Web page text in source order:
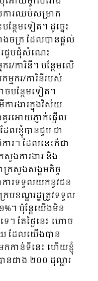
ការឈប់សម្រាក​
ថែមទៀត។ ដូច្នេះ
ចក្រ ដែលបានផ្ដល់
រជួបជុំសំណេះ​
/ការិនី។ បន្ថែមលើ
មករ/ការិនីរបស់
បន្ថែមទៀត។
ារងារក្នុងវិស័យ
គួរអោយភ្ញាក់ផ្អើល
លខ្ញុំបានជួប ជា
ារ។ ដែលនេះក៏ជា
ងការងារ និង
ក្រសួងសង្គមកិច្ច
ការទទួលយកនូវជន
របខណ្ឌរដ្ឋត្រូវទទួល
។ ប៉ុន្តែយើងមិន
។ តែថ្ងៃនេះ ហោច
ដែលយើងបាន
កកាន់ទីនេះ ហើយខ្ញុំ
ជាង ២០០ ដុល្លារ